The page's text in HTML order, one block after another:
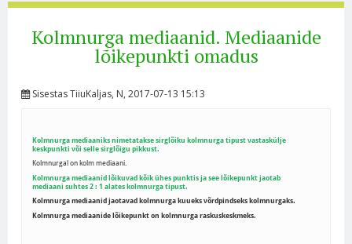
Kolmnurga mediaanid. Mediaanide
lõikepunkti omadus
SisestasTiiuKaljas, N, 2017-07-13 15:13